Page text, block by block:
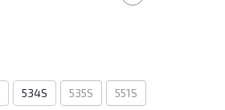
534S 535S 551S